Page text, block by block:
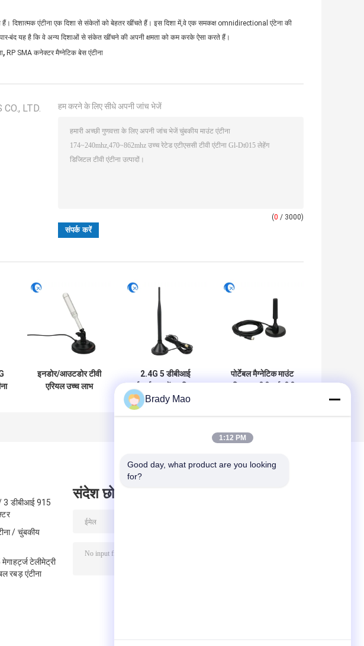
दिशात्मक एंटीना एक दिशा से संकेतों को बेहतर खींचते हैं। इस दिशा में,वे एक समकक्ष omnidirectional एंटेना की
बंद यह है कि वे अन्य दिशाओं से संकेत खींचने की अपनी क्षमता को कम करके ऐसा करते हैं।
, RP SMA कनेक्टर मैग्नेटिक बेस एंटीना
LTD. हम करने के लिए सीधे अपनी जांच भेजें
(0 / 3000)
इनडोर/आउटडोर टीवी
एरियल उच्च लाभ
2.4G 5 डीबीआई
वायरलेस संचार के लिए
SMA पुरुष कनेक्टर के
पोर्टेबल मैग्नेटिक माउंट
/ 3 डीबीआई 915
/ चुंबकीय
टेलीमेट्री
रबड़ एंटीना
संदेश छोड़ दो
Brady Mao
1:12 PM
Good day, what product are you looking
for?